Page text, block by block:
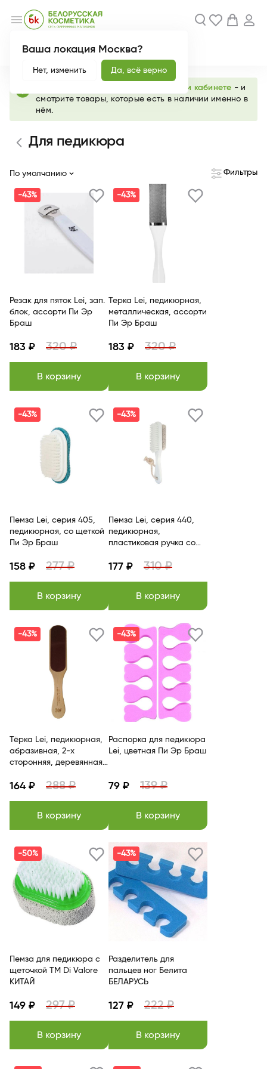
Ваша локация Москва?
Нет, изменить Да, всё верно
menu
Новинки Акции
info личном кабинете - и
смотрите товары, которые есть в наличии именно в
нём.
Для педикюра
По умолчанию Фильтры
-43%
Резак для пяток Lei, зап.
блок, ассорти Пи Эр
Браш
183 ₽ 320 ₽
В корзину
-43%
Терка Lei, педикюрная,
металлическая, ассорти
Пи Эр Браш
183 ₽ 320 ₽
В корзину
-43%
Пемза Lei, серия 405,
педикюрная, со щеткой
Пи Эр Браш
158 ₽ 277 ₽
В корзину
-43%
Пемза Lei, серия 440,
педикюрная,
пластиковая ручка со
177 ₽ 310 ₽
В корзину
-43%
Тёрка Lei, педикюрная,
абразивная, 2-х
сторонняя, деревянная,
164 ₽ 288 ₽
В корзину
-43%
Распорка для педикюра
Lei, цветная Пи Эр Браш
79 ₽ 139 ₽
В корзину
-50%
Пемза для педикюра с
щеточкой TM Di Valore
КИТАЙ
149 ₽ 297 ₽
В корзину
-43%
Разделитель для
пальцев ног Белита
БЕЛАРУСЬ
127 ₽ 222 ₽
В корзину